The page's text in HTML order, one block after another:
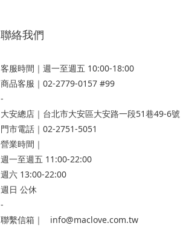
聯絡我們
客服時間｜週一至週五 10:00-18:00
商品客服｜02-2779-0157 #99
-
大安總店 ｜台北市大安區大安路一段51巷49-6號
門市電話｜02-2751-5051
營業時間｜
週一至週五 11:00-22:00
週六 13:00-22:00
週日 公休
-
聯繫信箱｜ info@maclove.com.tw